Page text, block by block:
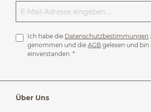
Ich habe die Datenschutzbestimmungen
genommen und die AGB gelesen und
einverstanden. *
Über Uns